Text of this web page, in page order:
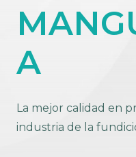
A
La mejor calidad en
industria de la